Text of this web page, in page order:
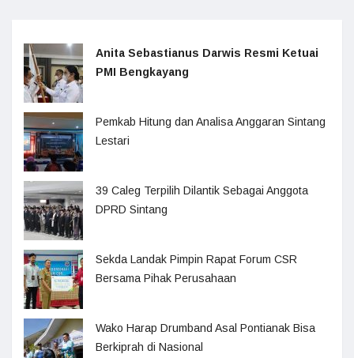
Anita Sebastianus Darwis Resmi Ketuai
PMI Bengkayang
Pemkab Hitung dan Analisa Anggaran Sintang
Lestari
39 Caleg Terpilih Dilantik Sebagai Anggota
DPRD Sintang
Sekda Landak Pimpin Rapat Forum CSR
Bersama Pihak Perusahaan
Wako Harap Drumband Asal Pontianak Bisa
Berkiprah di Nasional